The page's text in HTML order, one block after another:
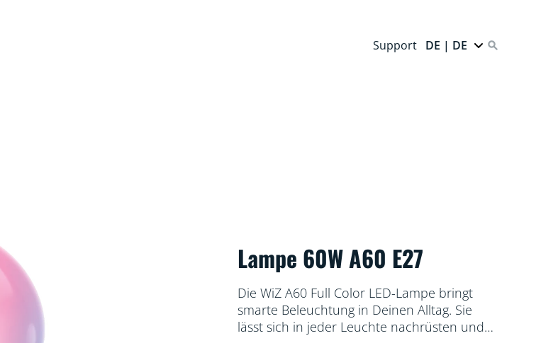
Support DE | DE
Lampe 60W A60 E27
Die WiZ A60 Full Color LED-Lampe bringt
smarte Beleuchtung in Deinen Alltag. Sie
lässt sich in jeder Leuchte nachrüsten und